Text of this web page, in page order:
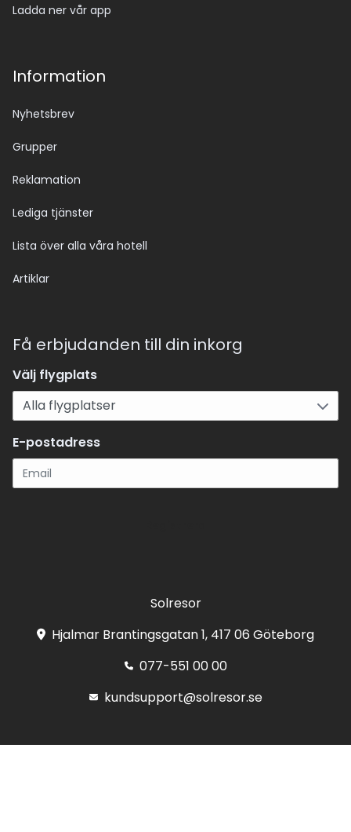
Ladda ner vår app
Information
Nyhetsbrev
Grupper
Reklamation
Lediga tjänster
Lista över alla våra hotell
Artiklar
Få erbjudanden till din inkorg
Välj flygplats
E-postadress
Solresor
Hjalmar Brantingsgatan 1, 417 06 Göteborg
077-551 00 00
kundsupport@solresor.se